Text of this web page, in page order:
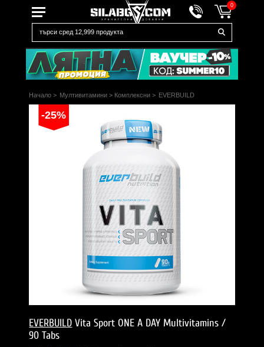
0
Начало > Мултивитамини > Комплексни > EVERBUILD
-25%
EVERBUILD Vita Sport ONE A DAY Multivitamins /
90 Tabs